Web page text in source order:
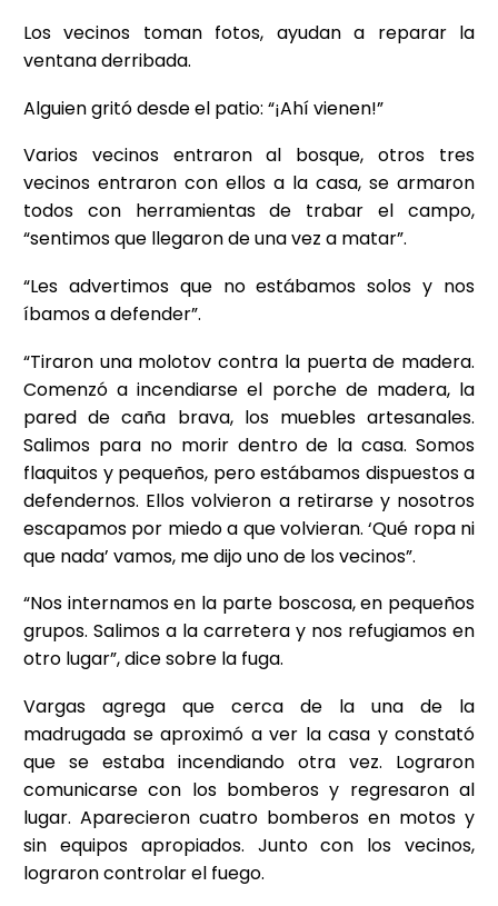
Los vecinos toman fotos, ayudan a reparar la
ventana derribada.
Alguien gritó desde el patio: “¡Ahí vienen!”
Varios vecinos entraron al bosque, otros tres
vecinos entraron con ellos a la casa, se armaron
todos con herramientas de trabar el campo,
“sentimos que llegaron de una vez a matar”.
“Les advertimos que no estábamos solos y nos
íbamos a defender”.
“Tiraron una molotov contra la puerta de madera.
Comenzó a incendiarse el porche de madera, la
pared de caña brava, los muebles artesanales.
Salimos para no morir dentro de la casa. Somos
flaquitos y pequeños, pero estábamos dispuestos a
defendernos. Ellos volvieron a retirarse y nosotros
escapamos por miedo a que volvieran. ‘Qué ropa ni
que nada’ vamos, me dijo uno de los vecinos”.
“Nos internamos en la parte boscosa, en pequeños
grupos. Salimos a la carretera y nos refugiamos en
otro lugar”, dice sobre la fuga.
Vargas agrega que cerca de la una de la
madrugada se aproximó a ver la casa y constató
que se estaba incendiando otra vez. Lograron
comunicarse con los bomberos y regresaron al
lugar. Aparecieron cuatro bomberos en motos y
sin equipos apropiados. Junto con los vecinos,
lograron controlar el fuego.